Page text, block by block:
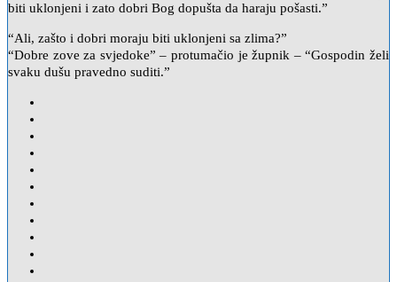
biti uklonjeni i zato dobri Bog dopušta da haraju pošasti.”
“Ali, zašto i dobri moraju biti uklonjeni sa zlima?”
“Dobre zove za svjedoke” – protumačio je župnik – “Gospodin želi
svaku dušu pravedno suditi.”